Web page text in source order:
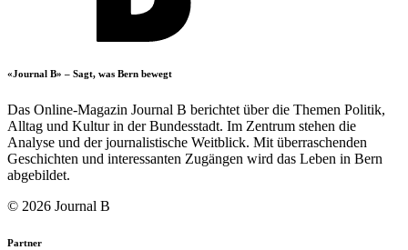
«Journal B» – Sagt, was Bern bewegt
Das Online-Magazin Journal B berichtet über die Themen Politik,
Alltag und Kultur in der Bundesstadt. Im Zentrum stehen die
Analyse und der journalistische Weitblick. Mit überraschenden
Geschichten und interessanten Zugängen wird das Leben in Bern
abgebildet.
© 2026 Journal B
Partner